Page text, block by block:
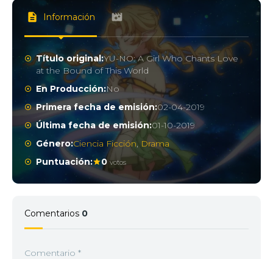
Información
Título original:YU-NO: A Girl Who Chants Love
at the Bound of This World
En Producción:No
Primera fecha de emisión:02-04-2019
Última fecha de emisión:01-10-2019
Género:Ciencia Ficción, Drama
Puntuación:
0 votos
Comentarios 0
Comentario *